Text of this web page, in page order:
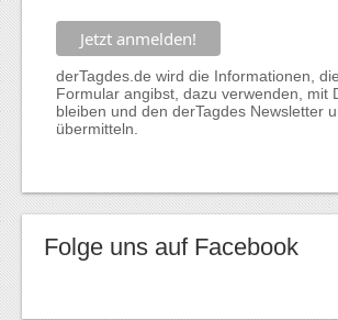
derTagdes.de wird die Informationen,
Formular angibst, dazu verwenden, mit
bleiben und den derTagdes Newsletter
übermitteln.
Folge uns auf Facebook